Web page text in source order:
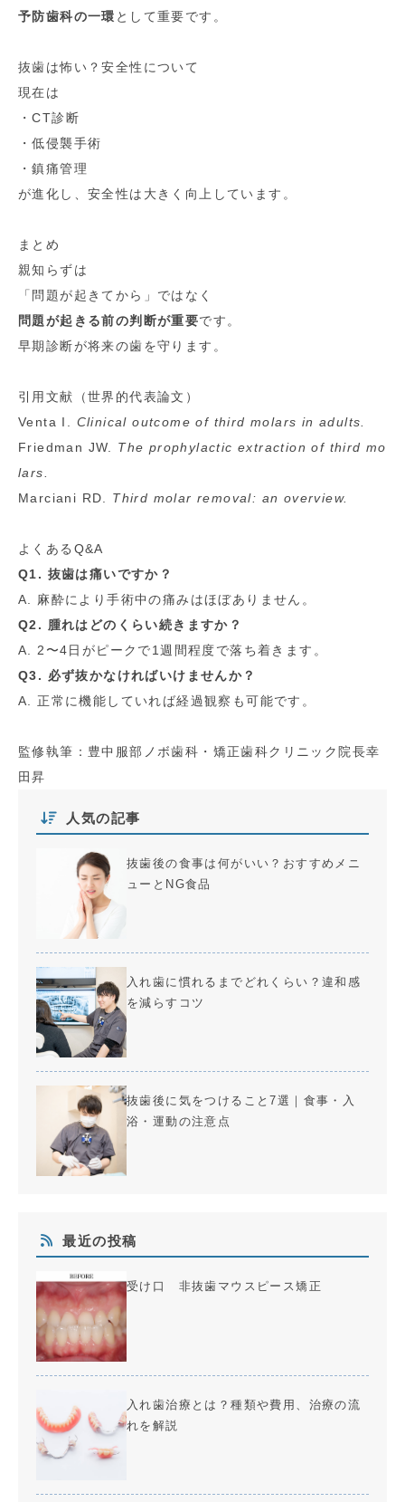
予防歯科の一環 として重要です。
抜歯は怖い？安全性について
現在は
・CT診断
・低侵襲手術
・鎮痛管理
が進化し、安全性は大きく向上しています。
まとめ
親知らずは
「問題が起きてから」ではなく
問題が起きる前の判断が重要です。
早期診断が将来の歯を守ります。
引用文献（世界的代表論文）
Venta I. Clinical outcome of third molars in adults.
Friedman JW. The prophylactic extraction of third mo
lars.
Marciani RD. Third molar removal: an overview.
よくあるQ&A
Q1. 抜歯は痛いですか？
A. 麻酔により手術中の痛みはほぼありません。
Q2. 腫れはどのくらい続きますか？
A. 2〜4日がピークで1週間程度で落ち着きます。
Q3. 必ず抜かなければいけませんか？
A. 正常に機能していれば経過観察も可能です。
監修執筆：豊中服部ノボ歯科・矯正歯科クリニック院長幸
田昇
人気の記事
抜歯後の食事は何がいい？おすすめメニ
ューとNG食品
入れ歯に慣れるまでどれくらい？違和感
を減らすコツ
抜歯後に気をつけること7選｜食事・入
浴・運動の注意点
最近の投稿
受け口 非抜歯マウスピース矯正
入れ歯治療とは？種類や費用、治療の流
れを解説